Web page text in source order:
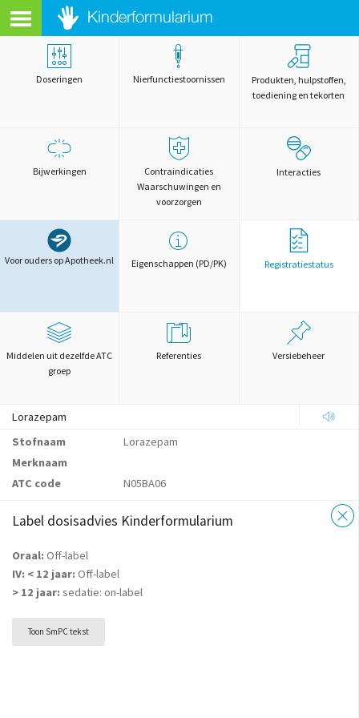
Doseringen Nierfunctiestoornissen
Produkten, hulpstoffen,
toediening en tekorten
Bijwerkingen
Contraindicaties
Waarschuwingen en
voorzorgen
Interacties
Voor ouders op Apotheek.nl Eigenschappen (PD/PK) Registratiestatus
Middelen uit dezelfde ATC
groep
Referenties Versiebeheer
Lorazepam
Stofnaam
Lorazepam
Merknaam
ATC code
N05BA06
Label dosisadvies Kinderformularium
Oraal: Off-label
IV: < 12 jaar: Off-label
> 12 jaar: sedatie: on-label
Toon SmPC tekst